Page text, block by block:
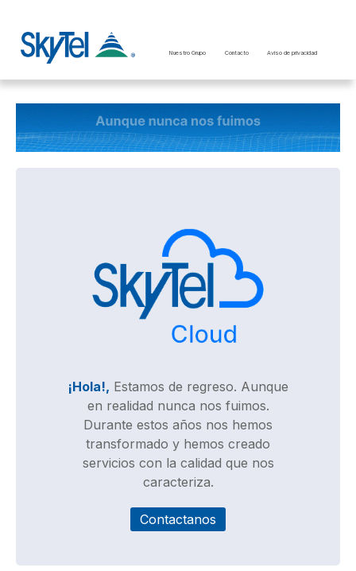
Nuestro Grupo Contacto Aviso de privacidad
¡Hola!, Estamos de regreso. Aunque
en realidad nunca nos fuimos.
Durante estos años nos hemos
transformado y hemos creado
servicios con la calidad que nos
caracteriza.
Contactanos